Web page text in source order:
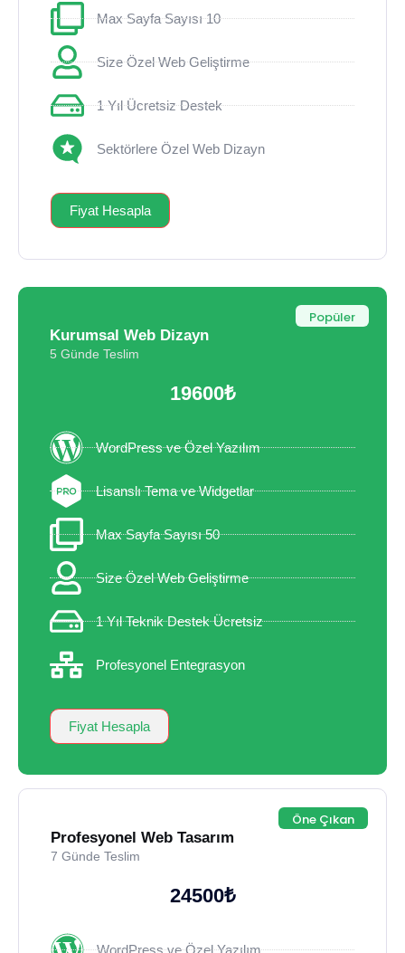
Max Sayfa Sayısı 10
Size Özel Web Geliştirme
1 Yıl Ücretsiz Destek
Sektörlere Özel Web Dizayn
Fiyat Hesapla
Kurumsal Web Dizayn
Popüler
5 Günde Teslim
19600₺
WordPress ve Özel Yazılım
Lisanslı Tema ve Widgetlar
Max Sayfa Sayısı 50
Size Özel Web Geliştirme
1 Yıl Teknik Destek Ücretsiz
Profesyonel Entegrasyon
Fiyat Hesapla
Profesyonel Web Tasarım
Öne Çıkan
7 Günde Teslim
24500₺
WordPress ve Özel Yazılım